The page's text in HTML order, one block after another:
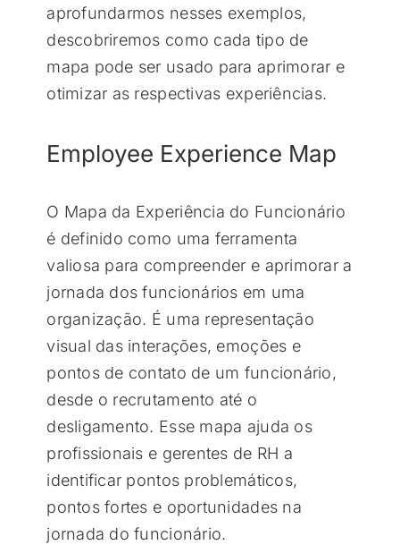
aprofundarmos nesses exemplos,
descobriremos como cada tipo de
mapa pode ser usado para aprimorar e
otimizar as respectivas experiências.
Employee Experience Map
O Mapa da Experiência do Funcionário
é definido como uma ferramenta
valiosa para compreender e aprimorar a
jornada dos funcionários em uma
organização. É uma representação
visual das interações, emoções e
pontos de contato de um funcionário,
desde o recrutamento até o
desligamento. Esse mapa ajuda os
profissionais e gerentes de RH a
identificar pontos problemáticos,
pontos fortes e oportunidades na
jornada do funcionário.